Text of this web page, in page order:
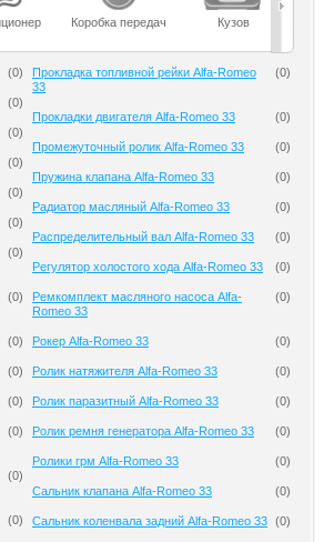
Коробка передач Кузов
(0)
(0)
(0)
(0)
(0)
(0)
(0)
(0)
(0)
(0)
(0)
(0)
(0)
(0)
Прокладка топливной рейки Alfa-Romeo
33
(0)
Прокладки двигателя Alfa-Romeo 33 (0)
Промежуточный ролик Alfa-Romeo 33 (0)
Пружина клапана Alfa-Romeo 33 (0)
Радиатор масляный Alfa-Romeo 33 (0)
Распределительный вал Alfa-Romeo 33 (0)
Регулятор холостого хода Alfa-Romeo 33 (0)
Ремкомплект масляного насоса Alfa-
Romeo 33
(0)
Рокер Alfa-Romeo 33 (0)
Ролик натяжителя Alfa-Romeo 33 (0)
Ролик паразитный Alfa-Romeo 33 (0)
Ролик ремня генератора Alfa-Romeo 33 (0)
Ролики грм Alfa-Romeo 33 (0)
Сальник клапана Alfa-Romeo 33 (0)
Сальник коленвала задний Alfa-Romeo 33 (0)